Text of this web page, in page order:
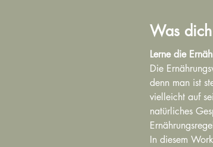
Was
Lerne die
Die
denn man ist
vielleicht auf
natürliches
In diesem